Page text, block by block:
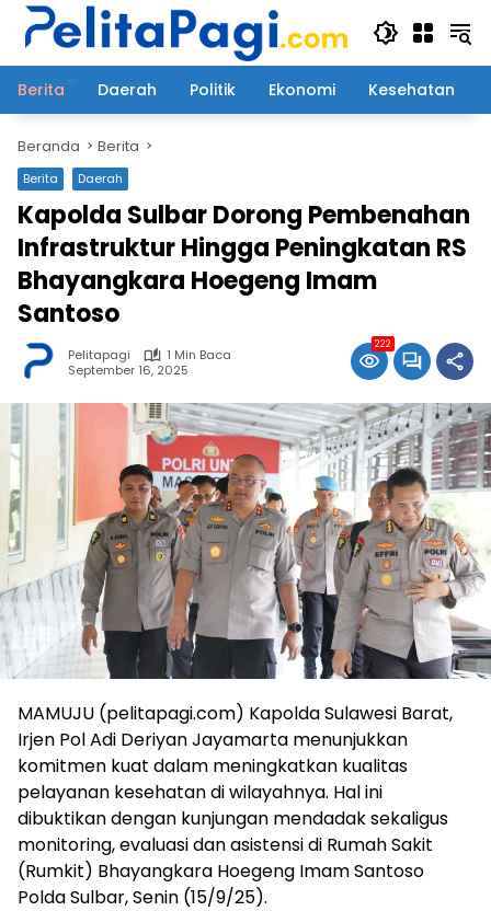
Langsung
Berita
Daerah Politik Ekonomi Kesehatan
Beranda Berita
Berita Daerah
Kapolda Sulbar Dorong Pembenahan
Infrastruktur Hingga Peningkatan RS
Bhayangkara Hoegeng Imam
Santoso
Pelitapagi
1 Min Baca
September 16, 2025
222
MAMUJU (pelitapagi.com) Kapolda Sulawesi Barat,
Irjen Pol Adi Deriyan Jayamarta menunjukkan
komitmen kuat dalam meningkatkan kualitas
pelayanan kesehatan di wilayahnya. Hal ini
dibuktikan dengan kunjungan mendadak sekaligus
monitoring, evaluasi dan asistensi di Rumah Sakit
(Rumkit) Bhayangkara Hoegeng Imam Santoso
Polda Sulbar, Senin (15/9/25).